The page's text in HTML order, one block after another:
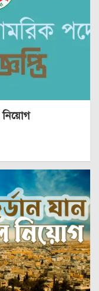
নিয়োগ